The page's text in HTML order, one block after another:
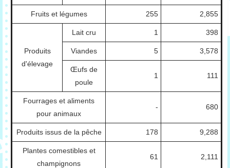
Fruits et légumes 255 2,855
Produits
d'élevage
Lait cru 1 398
Viandes 5 3,578
Œufs de
poule
1 111
Fourrages et aliments
pour animaux
- 680
Produits issus de la pêche 178 9,288
Plantes comestibles et
champignons
61 2,111